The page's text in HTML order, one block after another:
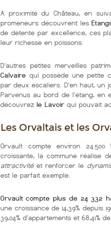
A proximité du Château, en
promeneurs découvrent les
de détente par excellence, ces
leur richesse en poissons.
D’autres petites merveilles
Calvaire qui possède une petite
par deux escaliers. D’en haut, un
Parvenus au bord de l’étang, en
découvrez le Lavoir qui pouvait
Les Orvaltais et les
Orvault compte environ
croissante, la commune réalise
attractivitéet renforcer le
est le parfait exemple.
Orvault compte plus de 24 332
une croissance de 14,39% depuis
39,04% d'appartements et 68,41%